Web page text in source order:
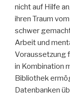
nicht auf Hilfe
ihren Traum
schwer
Arbeit und
Voraussetzung
in Kombination
Bibliothek
Datenbanken